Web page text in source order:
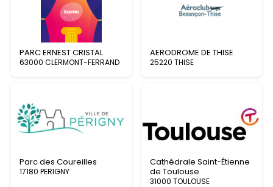
PARC ERNEST CRISTAL
63000 CLERMONT-FERRAND
AERODROME DE THISE
25220 THISE
Parc des Coureilles
17180 PERIGNY
Cathédrale Saint-Étienne
de Toulouse
31000 TOULOUSE